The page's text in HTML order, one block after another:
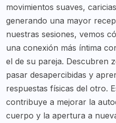
movimientos suaves,
generando una mayor
nuestras sesiones, vemos
una conexión más íntima
el de su pareja. Descubren
pasar desapercibidas y
respuestas físicas del otro.
contribuye a mejorar la
cuerpo y la apertura a